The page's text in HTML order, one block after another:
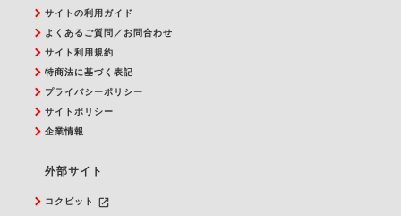
サイトの利用ガイド
よくあるご質問／お問合わせ
サイト利用規約
特商法に基づく表記
プライバシーポリシー
サイトポリシー
企業情報
外部サイト
コクピット
launch